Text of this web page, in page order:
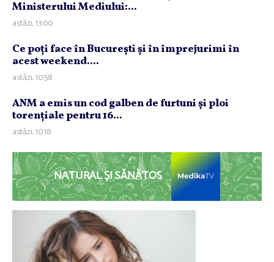
Ministerului Mediului:...
astăzi, 13:00
Ce poţi face în Bucureşti şi în împrejurimi în
acest weekend....
astăzi, 10:58
ANM a emis un cod galben de furtuni şi ploi
torenţiale pentru 16...
astăzi, 10:18
NATURAL ȘI SĂNĂTOS